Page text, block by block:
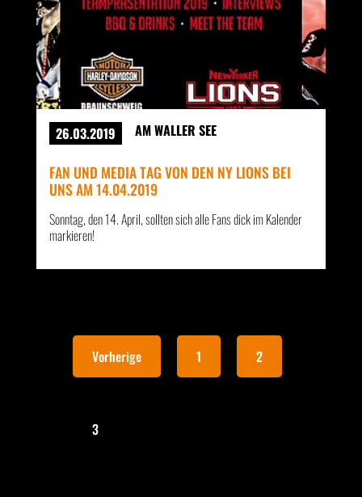
26.03.2019 AM WALLER SEE
FAN UND MEDIA TAG VON DEN NY LIONS BEI
UNS AM 14.04.2019
Sonntag, den 14. April, sollten sich alle Fans dick im Kalender
markieren!
Vorherige 1 2
3